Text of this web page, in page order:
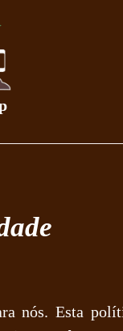
nós. Esta